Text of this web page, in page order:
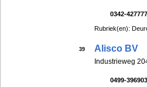
0342-427777
Rubriek(en):
39 Alisco BV
Industrieweg
0499-396903